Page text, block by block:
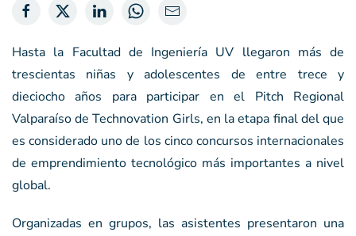
Hasta la Facultad de Ingeniería UV llegaron más de
trescientas niñas y adolescentes de entre trece y
dieciocho años para participar en el Pitch Regional
Valparaíso de Technovation Girls, en la etapa final del que
es considerado uno de los cinco concursos internacionales
de emprendimiento tecnológico más importantes a nivel
global.
Organizadas en grupos, las asistentes presentaron una